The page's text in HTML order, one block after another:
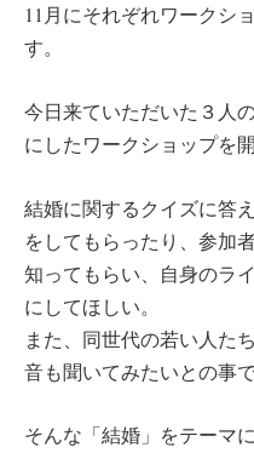
11月にそれぞれワークシ
す。
今日来ていただいた３人
にしたワークショップを
結婚に関するクイズに答
をしてもらったり、参加
知ってもらい、自身のラ
にしてほしい。
また、同世代の若い人た
音も聞いてみたいとの事で
そんな「結婚」をテーマ